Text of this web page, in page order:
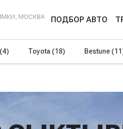
МОСКВА
ПОДБОР АВТО
(4) Toyota (18) Bestune